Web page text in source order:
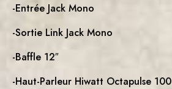
-Entrée Jack Mono
-Sortie Link Jack Mono
-Baffle 12″
-Haut-Parleur Hiwatt Octapulse 100